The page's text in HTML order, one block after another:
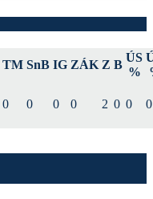
TM SnB IG ZÁK Z B
ÚS
%
0 0 0 0 2 0 0 0